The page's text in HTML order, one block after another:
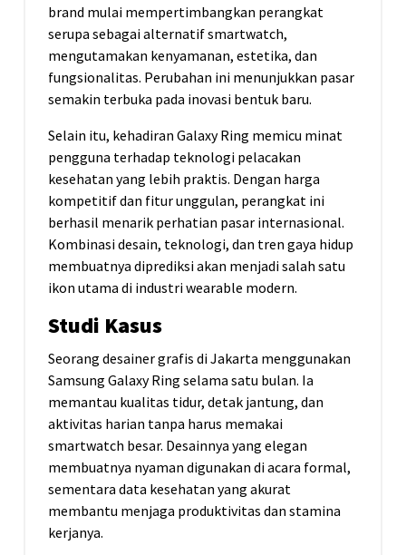
brand mulai mempertimbangkan perangkat
serupa sebagai alternatif smartwatch,
mengutamakan kenyamanan, estetika, dan
fungsionalitas. Perubahan ini menunjukkan pasar
semakin terbuka pada inovasi bentuk baru.
Selain itu, kehadiran Galaxy Ring memicu minat
pengguna terhadap teknologi pelacakan
kesehatan yang lebih praktis. Dengan harga
kompetitif dan fitur unggulan, perangkat ini
berhasil menarik perhatian pasar internasional.
Kombinasi desain, teknologi, dan tren gaya hidup
membuatnya diprediksi akan menjadi salah satu
ikon utama di industri wearable modern.
Studi Kasus
Seorang desainer grafis di Jakarta menggunakan
Samsung Galaxy Ring selama satu bulan. Ia
memantau kualitas tidur, detak jantung, dan
aktivitas harian tanpa harus memakai
smartwatch besar. Desainnya yang elegan
membuatnya nyaman digunakan di acara formal,
sementara data kesehatan yang akurat
membantu menjaga produktivitas dan stamina
kerjanya.